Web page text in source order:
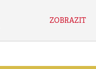
ZOBRAZIT